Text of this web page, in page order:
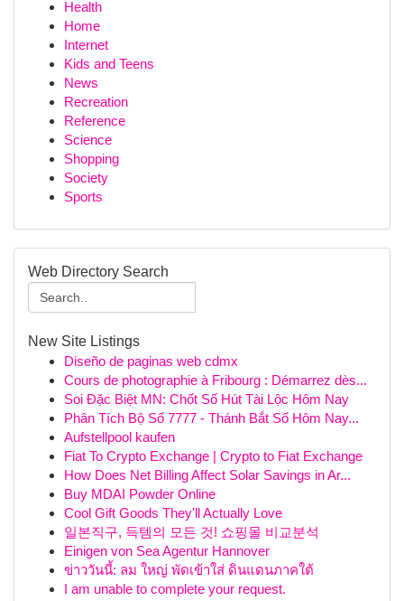
Health
Home
Internet
Kids and Teens
News
Recreation
Reference
Science
Shopping
Society
Sports
Web Directory Search
New Site Listings
Diseño de paginas web cdmx
Cours de photographie à Fribourg : Démarrez dès...
Soi Đặc Biệt MN: Chốt Số Hút Tài Lộc Hôm Nay
Phân Tích Bộ Số 7777 - Thánh Bắt Số Hôm Nay...
Aufstellpool kaufen
Fiat To Crypto Exchange | Crypto to Fiat Exchange
How Does Net Billing Affect Solar Savings in Ar...
Buy MDAI Powder Online
Cool Gift Goods They'll Actually Love
일본직구, 득템의 모든 것! 쇼핑몰 비교분석
Einigen von Sea Agentur Hannover
ข่าววันนี้: ลม ใหญ่ พัดเข้าใส่ ดินแดนภาคใต้
I am unable to complete your request.